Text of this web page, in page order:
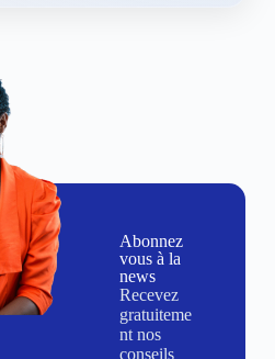
Abonnez
vous à la
news
Recevez
gratuiteme
nt nos
conseils